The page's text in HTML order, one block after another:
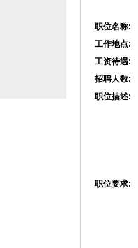
职位名称:
工作地点:
工资待遇:
招聘人数:
职位描述:
职位要求: